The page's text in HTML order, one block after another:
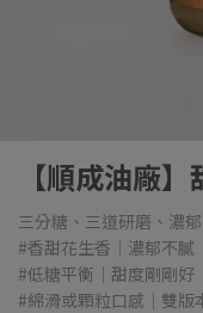
【順成油廠
三分糖、三道研磨、濃
#香甜花生香｜濃郁不膩
#低糖平衡｜甜度剛剛好
#綿滑或顆粒口感｜雙版